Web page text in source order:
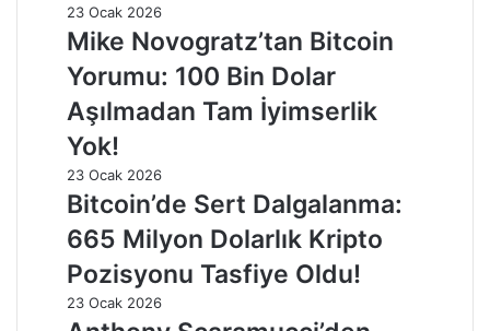
23 Ocak 2026
Mike Novogratz’tan Bitcoin
Yorumu: 100 Bin Dolar
Aşılmadan Tam İyimserlik
Yok!
23 Ocak 2026
Bitcoin’de Sert Dalgalanma:
665 Milyon Dolarlık Kripto
Pozisyonu Tasfiye Oldu!
23 Ocak 2026